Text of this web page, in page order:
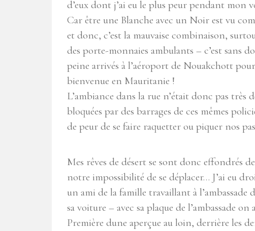
d’eux dont j’ai eu le plus peur pendant mon
Car être une Blanche avec un Noir est vu
et donc, c’est la mauvaise combinaison,
des porte-monnaies ambulants – c’est sans
peine arrivés à l’aéroport de Nouakchott
bienvenue en Mauritanie !
L’ambiance dans la rue n’était donc pas
bloquées par des barrages de ces mêmes
de peur de se faire raquetter ou piquer nos
Mes rêves de désert se sont donc effondrés
notre impossibilité de se déplacer… J’ai eu
un ami de la famille travaillant à l’ambassade
sa voiture – avec sa plaque de l’ambassade
Première dune aperçue au loin, derrière les